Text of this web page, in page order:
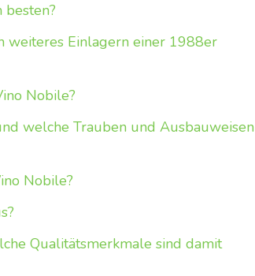
weiteres Einlagern einer 1988er
Nobile?
welche Trauben und Ausbauweisen
Nobile?
Qualitätsmerkmale sind damit